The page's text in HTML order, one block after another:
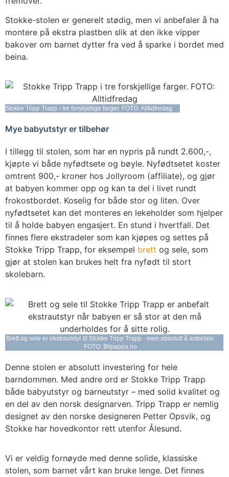
Stokke-stolen er generelt stødig, men vi anbefaler å ha
montere på ekstra plastben slik at den ikke vipper
bakover om barnet dytter fra ved å sparke i bordet med
beina.
Stokke Tripp Trapp i tre forskjellige farger. FOTO: Alltidfredag
Mye babyutstyr er tilbehør
I tillegg til stolen, som har en nypris på rundt 2.600,-,
kjøpte vi både nyfødtsete og bøyle. Nyfødtsetet koster
omtrent 900,- kroner hos Jollyroom (affiliate), og gjør
at babyen kommer opp og kan ta del i livet rundt
frokostbordet. Koselig for både stor og liten. Over
nyfødtsetet kan det monteres en lekeholder som hjelper
til å holde babyen engasjert. En stund i hvertfall. Det
finnes flere ekstradeler som kan kjøpes og settes på
Stokke Tripp Trapp, for eksempel brett og sele, som
gjør at stolen kan brukes helt fra nyfødt til stort
skolebarn.
Brett og sele er ekstrautstyr til Stokke Tripp Trapp - men absolutt å anbefale.
FOTO: Blipappa.no
Denne stolen er absolutt investering for hele
barndommen. Med andre ord er Stokke Tripp Trapp
både babyutstyr og barneutstyr – med solid kvalitet og
en del av den norsk designarven. Tripp Trapp er nemlig
designet av den norske designeren Petter Opsvik, og
Stokke har hovedkontor rett utenfor Ålesund.
Vi er veldig fornøyde med denne solide, klassiske
stolen, som barnet vårt kan bruke lenge. Det finnes